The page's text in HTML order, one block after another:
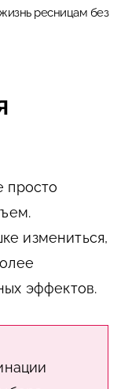
ресницам без
просто
измениться,
эффектов.